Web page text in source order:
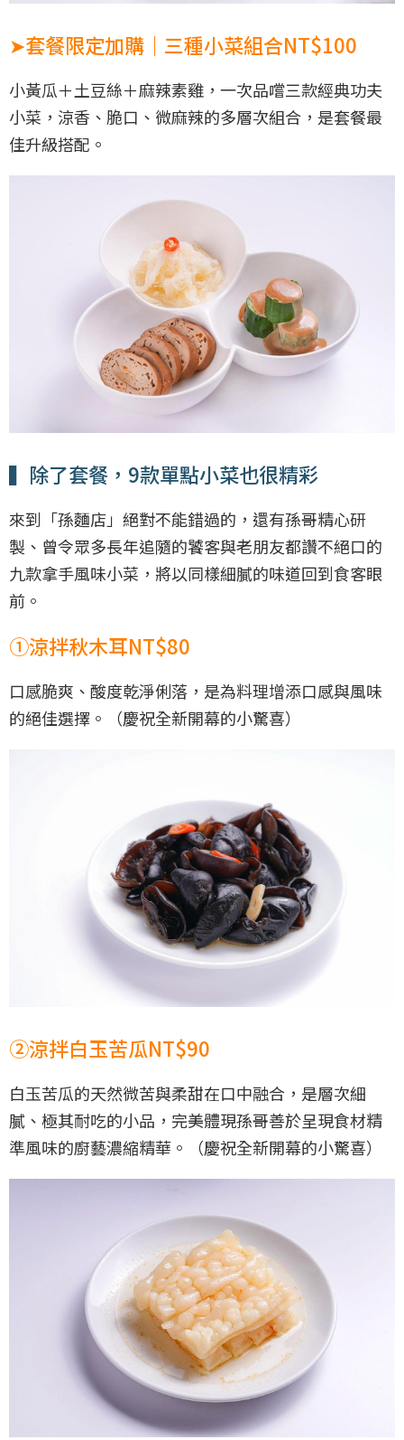
➤套餐限定加購｜三種小菜組合NT$100
小黃瓜＋土豆絲＋麻辣素雞，一次品嚐三款經典功夫
小菜，涼香、脆口、微麻辣的多層次組合，是套餐最
佳升級搭配。
▍除了套餐，9款單點小菜也很精彩
來到「孫麵店」絕對不能錯過的，還有孫哥精心研
製、曾令眾多長年追隨的饕客與老朋友都讚不絕口的
九款拿手風味小菜，將以同樣細膩的味道回到食客眼
前。
①涼拌秋木耳NT$80
口感脆爽、酸度乾淨俐落，是為料理增添口感與風味
的絕佳選擇。（慶祝全新開幕的小驚喜）
②涼拌白玉苦瓜NT$90
白玉苦瓜的天然微苦與柔甜在口中融合，是層次細
膩、極其耐吃的小品，完美體現孫哥善於呈現食材精
準風味的廚藝濃縮精華。（慶祝全新開幕的小驚喜）